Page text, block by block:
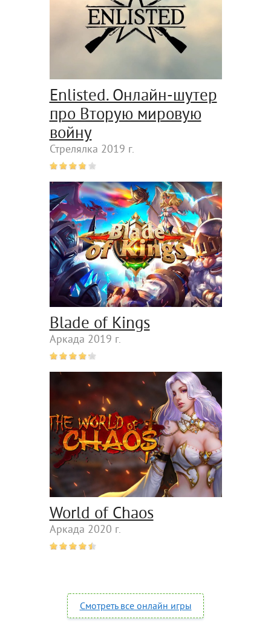
Enlisted. Онлайн-шутер
про Вторую мировую
войну
Стрелялка 2019 г.
Blade of Kings
Аркада 2019 г.
World of Chaos
Аркада 2020 г.
Смотреть все онлайн игры